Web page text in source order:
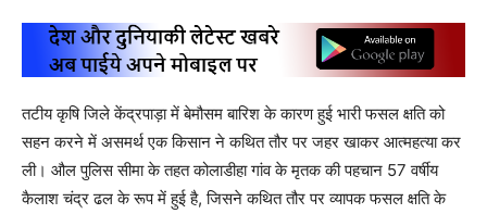
तटीय कृषि जिले केंद्रपाड़ा में बेमौसम बारिश के कारण हुई भारी फसल क्षति को
सहन करने में असमर्थ एक किसान ने कथित तौर पर जहर खाकर आत्महत्या कर
ली। औल पुलिस सीमा के तहत कोलाडीहा गांव के मृतक की पहचान 57 वर्षीय
कैलाश चंद्र ढल के रूप में हुई है, जिसने कथित तौर पर व्यापक फसल क्षति के